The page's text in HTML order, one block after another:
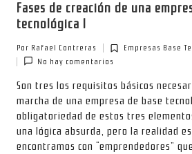
Fases de creación de una
tecnológica I
por
Por Rafael Contreras
Publicada
Empresas Base
No hay comentarios
Son tres los requisitos básicos
marcha de una empresa de base
obligatoriedad de estos tres
una lógica absurda, pero la realidad
encontramos con “emprendedores”